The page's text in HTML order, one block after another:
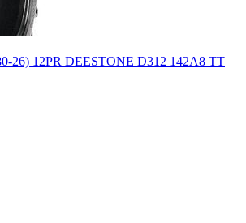
26) 12PR DEESTONE D312 142A8 TT